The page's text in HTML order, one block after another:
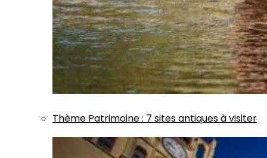
Thème Patrimoine: 7 sites antiques à visiter